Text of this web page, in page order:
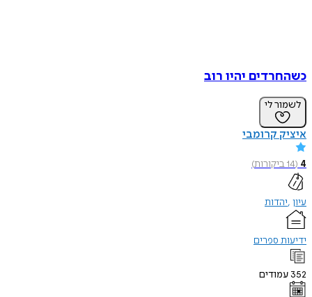
כשהחרדים יהיו רוב
לשמור לי
איציק קרומבי
4
(
14ביקורות)
עיון יהדות
ידיעות ספרים
352 עמודים